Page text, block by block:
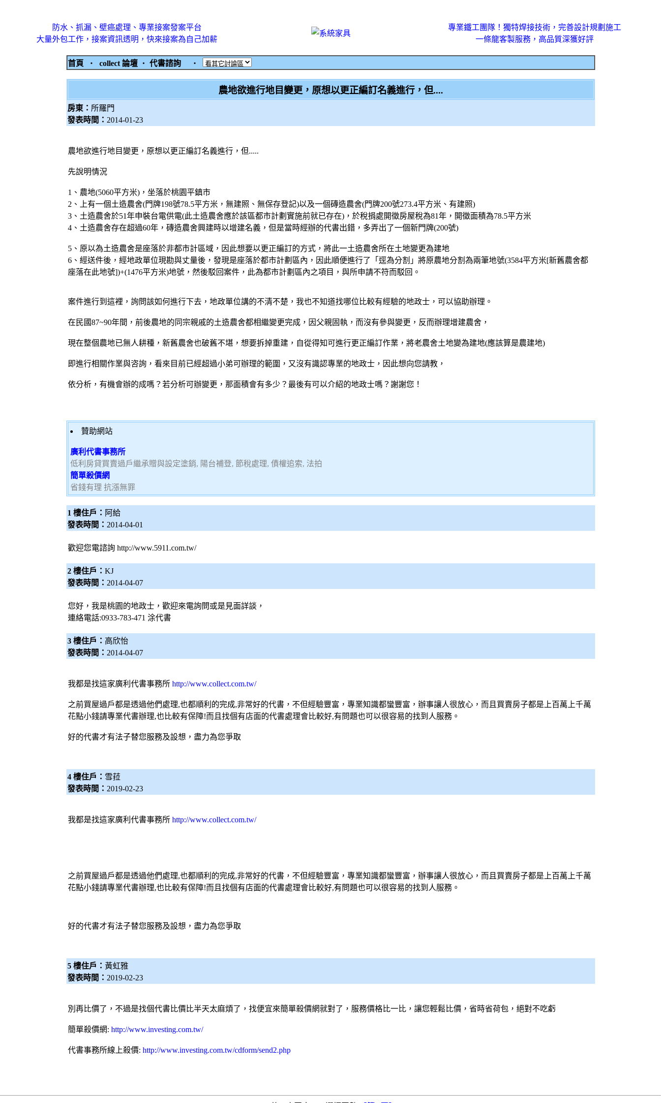
防水、抓漏、壁癌處理、專業接案發案平台
大量外包工作，接案資訊透明，快來接案為自己加薪
專業鐵工團隊！獨特焊接技術，完善設計規劃施工
一條龍客製服務，高品質深獲好評
首頁 ‧ collect 論壇 ‧ 代書諮詢 ‧
農地欲進行地目變更，原想以更正編訂名義進行，但....
房東： 所羅門
發表時間： 2014-01-23
農地欲進行地目變更，原想以更正編訂名義進行，但.....
先說明情況
1、農地(5060平方米)，坐落於桃園平鎮市
2、上有一個土造農舍(門牌198號78.5平方米，無建照、無保存登記)以及一個磚造農舍(門牌200號273.4平方米、有建照)
3、土造農舍於51年申裝台電供電(此土造農舍應於該區都市計劃實施前就已存在)，於稅捐處開徵房屋稅為81年，開徵面積為78.5平方米
4、土造農舍存在超過60年，磚造農舍興建時以增建名義，但是當時經辦的代書出錯，多弄出了一個新門牌(200號)
5、原以為土造農舍是座落於非都市計區域，因此想要以更正編訂的方式，將此一土造農舍所在土地變更為建地
6、經送件後，經地政單位現勘與丈量後，發現是座落於都市計劃區內，因此順便進行了「逕為分割」將原農地分割為兩筆地號(3584平方米[新舊農舍都
座落在此地號])+(1476平方米)地號，然後駁回案件，此為都市計劃區內之項目，與所申請不符而駁回。
案件進行到這裡，詢問該如何進行下去，地政單位講的不清不楚，我也不知道找哪位比較有經驗的地政士，可以協助辦理。
在民國87~90年間，前後農地的同宗親戚的土造農舍都相繼變更完成，因父親固執，而沒有參與變更，反而辦理增建農舍，
現在整個農地已無人耕種，新舊農舍也破舊不堪，想要拆掉重建，自從得知可進行更正編訂作業，將老農舍土地變為建地(應該算是農建地)
即進行相關作業與咨詢，看來目前已經超過小弟可辦理的範圍，又沒有識認專業的地政士，因此想向您請教，
依分析，有機會辦的成嗎？若分析可辦變更，那面積會有多少？最後有可以介紹的地政士嗎？謝謝您！
贊助網站
廣利代書事務所
低利房貸買賣過戶繼承贈與設定塗銷, 陽台補登, 節稅處理, 債權追索, 法拍
簡單殺價網
省錢有理 抗漲無罪
1 樓住戶： 阿給
發表時間： 2014-04-01
歡迎您電諮詢 http://www.5911.com.tw/
2 樓住戶： KJ
發表時間： 2014-04-07
您好，我是桃園的地政士，歡迎來電詢問或是見面詳談，
連絡電話:0933-783-471 涂代書
3 樓住戶： 高欣怡
發表時間： 2014-04-07
我都是找這家廣利 代書事務所 http://www.collect.com.tw/
之前買屋過戶都是透過他們處理,也都順利的完成,非常好的代書，不但經驗豐富，專業知識都蠻豐富，辦事讓人很放心，而且買賣房子都是上百萬上千萬
花點小錢請專業代書辦理,也比較有保障!而且找個有店面的代書處理會比較好,有問題也可以很容易的找到人服務。
好的代書才有法子替您服務及設想，盡力為您爭取
4 樓住戶： 雪菈
發表時間： 2019-02-23
我都是找這家廣利 代書事務所 http://www.collect.com.tw/
之前買屋過戶都是透過他們處理,也都順利的完成,非常好的代書，不但經驗豐富，專業知識都蠻豐富，辦事讓人很放心，而且買賣房子都是上百萬上千萬
花點小錢請專業代書辦理,也比較有保障!而且找個有店面的代書處理會比較好,有問題也可以很容易的找到人服務。
好的代書才有法子替您服務及設想，盡力為您爭取
5 樓住戶： 黃虹雅
發表時間： 2019-02-23
別再比價了，不過是找個代書比價比半天太麻煩了，找便宜來簡單殺價網就對了，服務價格比一比，讓您輕鬆比價，省時省荷包，絕對不吃虧
簡單殺價網: http://www.investing.com.tw/
代書事務所線上殺價: http://www.investing.com.tw/cdform/send2.php